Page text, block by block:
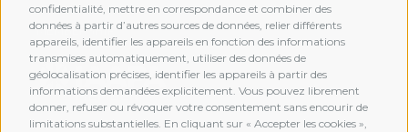
confidentialité, mettre en correspondance et combiner des
données à partir d’autres sources de données, relier différents
appareils, identifier les appareils en fonction des informations
transmises automatiquement, utiliser des données de
géolocalisation précises, identifier les appareils à partir des
informations demandées explicitement. Vous pouvez librement
donner, refuser ou révoquer votre consentement sans encourir de
limitations substantielles. En cliquant sur « Accepter les cookies »,
MEMBERSHIP